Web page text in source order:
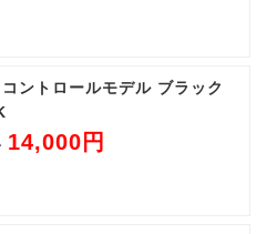
ントロールモデル ブラック
14,000円